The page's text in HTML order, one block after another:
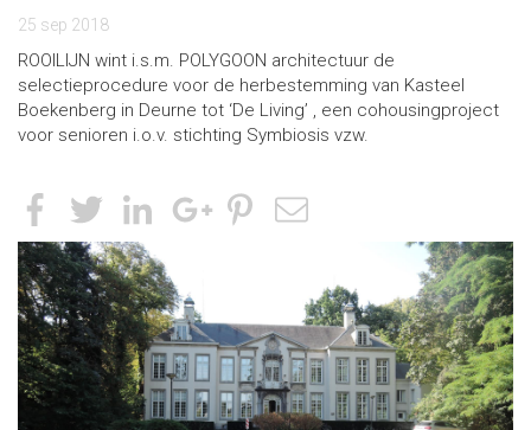
25 sep 2018
ROOILIJN wint i.s.m. POLYGOON architectuur de
selectieprocedure voor de herbestemming van Kasteel
Boekenberg in Deurne tot ‘De Living’ , een cohousingproject
voor senioren i.o.v. stichting Symbiosis vzw.